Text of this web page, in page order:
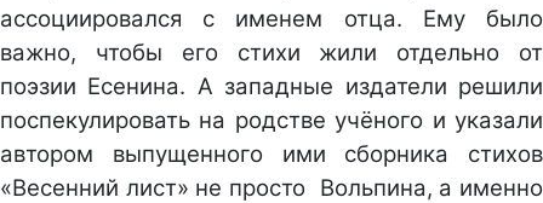
ассоциировался с именем отца. Ему было
важно, чтобы его стихи жили отдельно от
поэзии Есенина. А западные издатели решили
поспекулировать на родстве учёного и указали
автором выпущенного ими сборника стихов
«Весенний лист» не просто Вольпина, а именно